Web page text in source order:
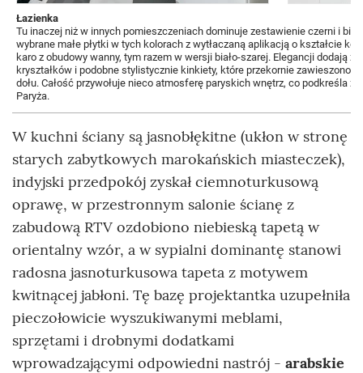
Łazienka
Tu inaczej niż w innych pomieszczeniach dominuje zestawienie czerni i
wybrane małe płytki w tych kolorach z wytłaczaną aplikacją o kształcie
karo z obudowy wanny, tym razem w wersji biało-szarej. Elegancji dodają
kryształków i podobne stylistycznie kinkiety, które przekornie zawieszono
dołu. Całość przywołuje nieco atmosferę paryskich wnętrz, co podkreśla
Paryża.
W kuchni ściany są jasnobłękitne (ukłon w stronę
starych zabytkowych marokańskich miasteczek),
indyjski przedpokój zyskał ciemnoturkusową
oprawę, w przestronnym salonie ścianę z
zabudową RTV ozdobiono niebieską tapetą w
orientalny wzór, a w sypialni dominantę stanowi
radosna jasnoturkusowa tapeta z motywem
kwitnącej jabłoni. Tę bazę projektantka uzupełniła
pieczołowicie wyszukiwanymi meblami,
sprzętami i drobnymi dodatkami
wprowadzającymi odpowiedni nastrój - arabskie